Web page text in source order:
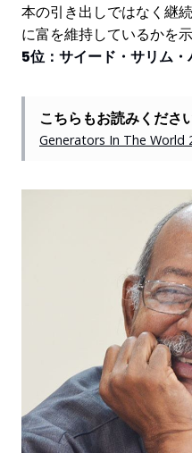
本の引き出しではなく継
に富を維持しているかを示
5位：サイード・サリム
こちらもお読みくださ
Generators In The World